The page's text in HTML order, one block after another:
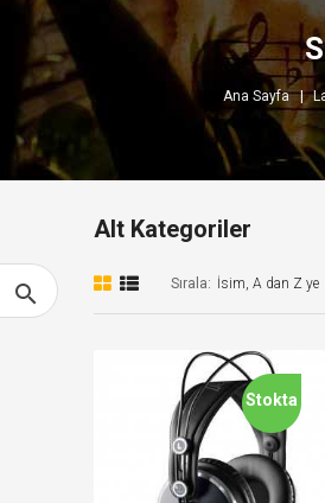
Ana Sayfa

STUDIO
Alt Kategoriler
Sırala: İsim, A dan Z ye
Stokta